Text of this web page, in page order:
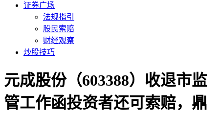
证券广场
法规指引
股民索赔
财经观察
炒股技巧
元成股份（603388）收退市监
管工作函投资者还可索赔，鼎